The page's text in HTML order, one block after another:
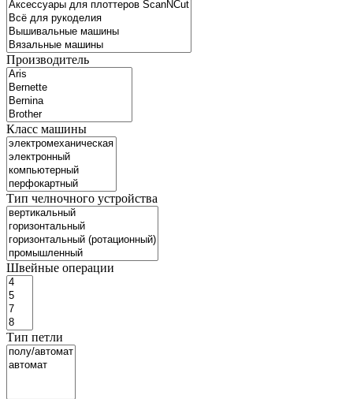
Производитель
Класс машины
Тип челночного устройства
Швейные операции
Тип петли